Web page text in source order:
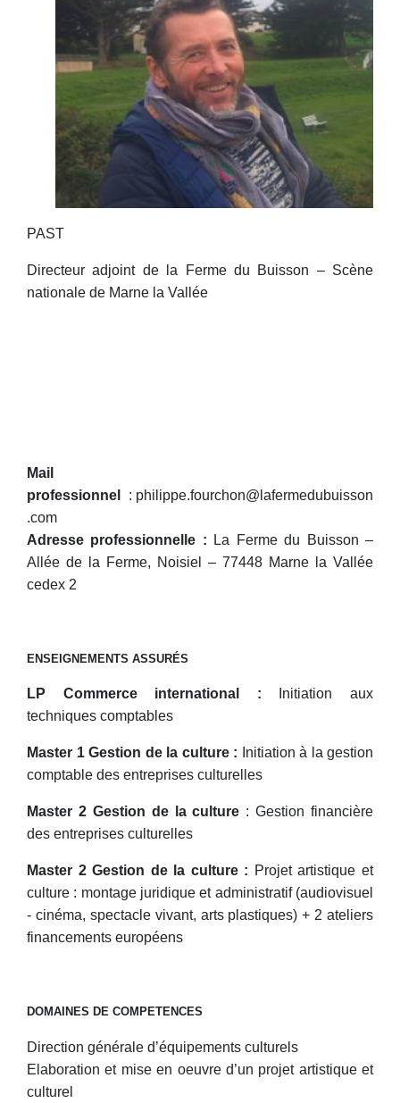
PAST
Directeur adjoint de la Ferme du Buisson – Scène
nationale de Marne la Vallée
Mail
professionnel
: philippe.fourchon@lafermedubuisson
.com
Adresse professionnelle : La Ferme du Buisson –
Allée de la Ferme, Noisiel – 77448 Marne la Vallée
cedex 2
ENSEIGNEMENTS ASSURÉS
LP Commerce international : Initiation aux
techniques comptables
Master 1 Gestion de la culture : Initiation à la gestion
comptable des entreprises culturelles
Master 2 Gestion de la culture : Gestion financière
des entreprises culturelles
Master 2 Gestion de la culture : Projet artistique et
culture : montage juridique et administratif (audiovisuel
- cinéma, spectacle vivant, arts plastiques) + 2 ateliers
financements européens
DOMAINES DE COMPETENCES
Direction générale d’équipements culturels
Elaboration et mise en oeuvre d’un projet artistique et
culturel